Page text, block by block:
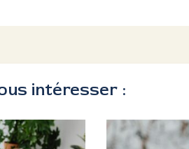
intéresser :